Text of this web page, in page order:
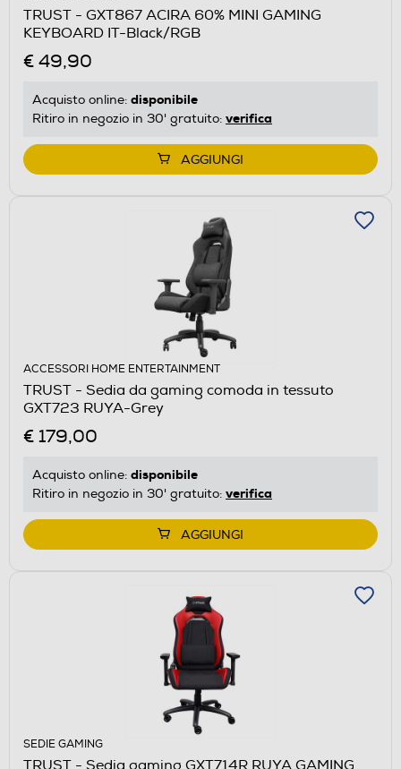
TRUST - GXT867 ACIRA 60% MINI GAMING
KEYBOARD IT-Black/RGB
€ 49,90
Acquisto online: disponibile
Ritiro in negozio in 30' gratuito: verifica
AGGIUNGI
ACCESSORI HOME ENTERTAINMENT
TRUST - Sedia da gaming comoda in tessuto
GXT723 RUYA-Grey
€ 179,00
Acquisto online: disponibile
Ritiro in negozio in 30' gratuito: verifica
AGGIUNGI
SEDIE GAMING
TRUST - Sedia gaming GXT714R RUYA GAMING